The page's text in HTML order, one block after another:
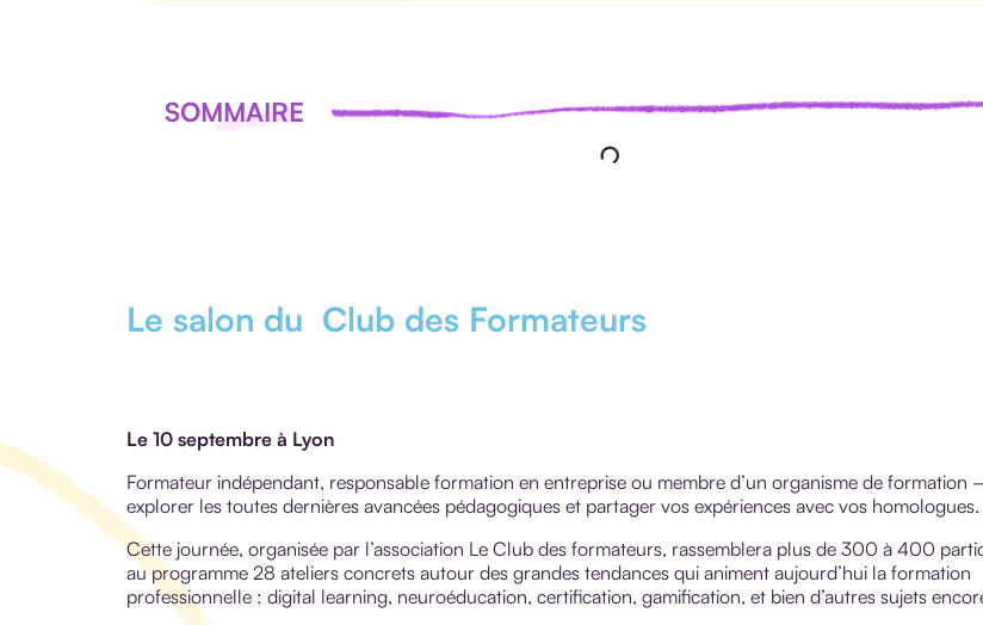
SOMMAIRE
Le salon du Club des Formateurs
Le 10 septembre à Lyon
Formateur indépendant, responsable formation en entreprise ou membre d’un organisme de formation
explorer les toutes dernières avancées pédagogiques et partager vos expériences avec vos homologues.
Cette journée, organisée par l’association Le Club des formateurs, rassemblera plus de 300 à 400
au programme 28 ateliers concrets autour des grandes tendances qui animent aujourd’hui la formation
professionnelle : digital learning, neuroéducation, certification, gamification, et bien d’autres sujets